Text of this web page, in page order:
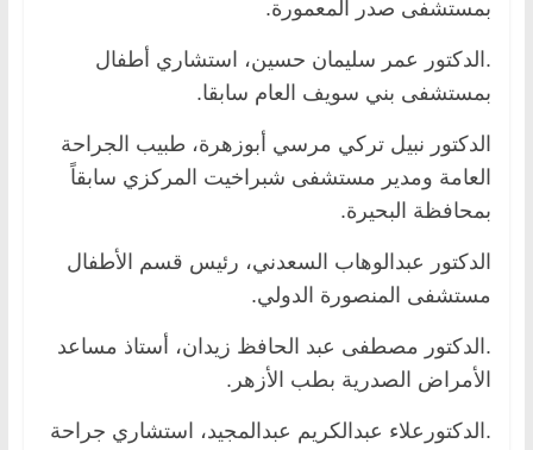
بمستشفى صدر المعمورة.
.الدكتور عمر سليمان حسين، استشاري أطفال
بمستشفى بني سويف العام سابقا.
الدكتور نبيل تركي مرسي أبوزهرة، طبيب الجراحة
العامة ومدير مستشفى شبراخيت المركزي سابقاً
بمحافظة البحيرة.
الدكتور عبدالوهاب السعدني، رئيس قسم الأطفال
مستشفى المنصورة الدولي.
.الدكتور مصطفى عبد الحافظ زيدان، أستاذ مساعد
الأمراض الصدرية بطب الأزهر.
.الدكتورعلاء عبدالكريم عبدالمجيد، استشاري جراحة